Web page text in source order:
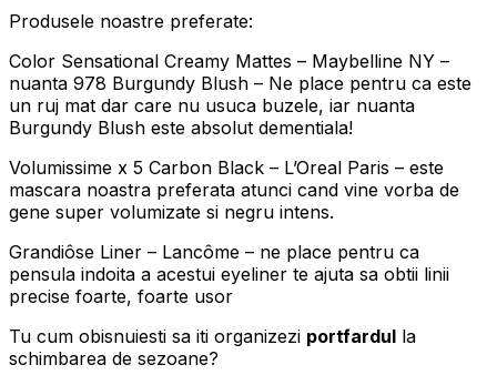
Produsele noastre preferate:
Color Sensational Creamy Mattes – Maybelline NY –
nuanta 978 Burgundy Blush – Ne place pentru ca este
un ruj mat dar care nu usuca buzele, iar nuanta
Burgundy Blush este absolut dementiala!
Volumissime x 5 Carbon Black – L’Oreal Paris – este
mascara noastra preferata atunci cand vine vorba de
gene super volumizate si negru intens.
Grandiôse Liner – Lancôme – ne place pentru ca
pensula indoita a acestui eyeliner te ajuta sa obtii linii
precise foarte, foarte usor
Tu cum obisnuiesti sa iti organizezi portfardul la
schimbarea de sezoane?